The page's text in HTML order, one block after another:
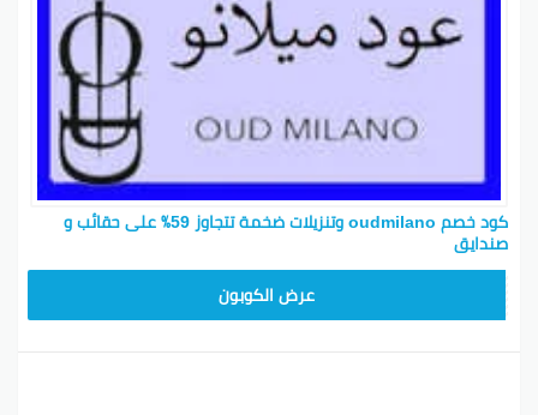
كود خصم oudmilano وتنزيلات ضخمة تتجاوز 59٪ على حقائب و
صندايق
عرض الكوبون